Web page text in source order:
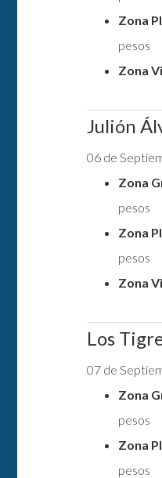
Zona
pesos
Zona
Julión
06 de
Zona
pesos
Zona
pesos
Zona
Los
07 de
Zona
pesos
Zona
pesos